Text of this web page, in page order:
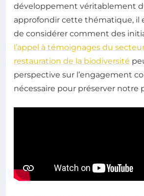
développement véritablement
approfondir cette thématique, il
de considérer comment des
l’appel à témoignages du
restauration de la biodiversité
perspective sur l’engagement
nécessaire pour préserver notre